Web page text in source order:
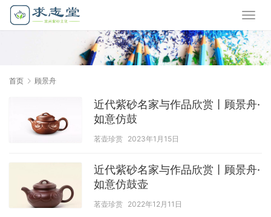
首页 顾景舟
近代紫砂名家与作品欣赏丨顾景舟·
如意仿鼓
茗壶珍赏 2023年1月15日
近代紫砂名家与作品欣赏丨顾景舟·
如意仿鼓壶
茗壶珍赏 2022年12月11日